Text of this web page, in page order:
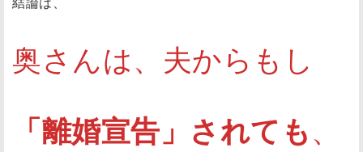
奥さんは、夫からもし
「離婚宣告」されても、